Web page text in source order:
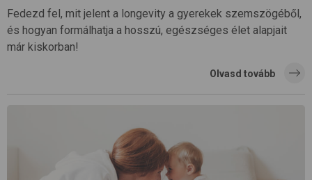
Fedezd fel, mit jelent a longevity a gyerekek szemszögéből,
és hogyan formálhatja a hosszú, egészséges élet alapjait
már kiskorban!
Olvasd tovább